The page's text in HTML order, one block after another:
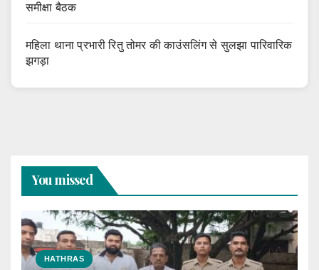
समीक्षा बैठक
महिला थाना प्रभारी रितु तोमर की काउंसलिंग से सुलझा पारिवारिक
झगड़ा
You missed
HATHRAS